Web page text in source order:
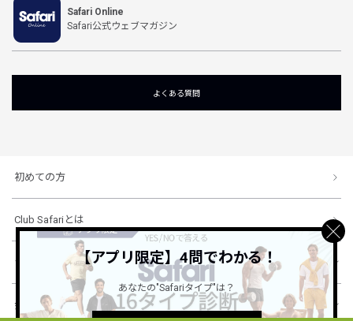
Safari Online
Safari公式ウェブマガジン
よくある質問
初めての方
Club Safariとは
ショッピングガイド
会社概要・規約
【アプリ限定】4問でわかる！
あなたの"Safariタイプ"は？